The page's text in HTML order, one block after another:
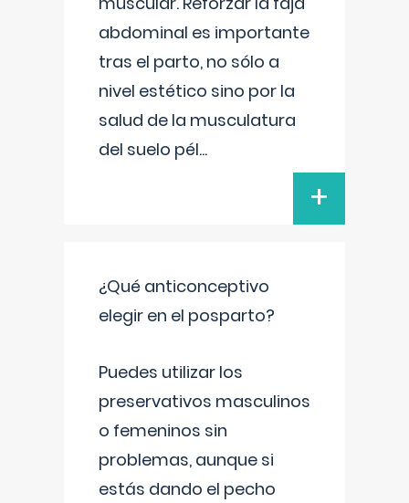
abdominal es importante
tras el parto, no sólo a
nivel estético sino por la
salud de la musculatura
del suelo pél...
+
¿Qué anticonceptivo
elegir en el posparto?
Puedes utilizar los
preservativos masculinos
o femeninos sin
problemas, aunque si
estás dando el pecho